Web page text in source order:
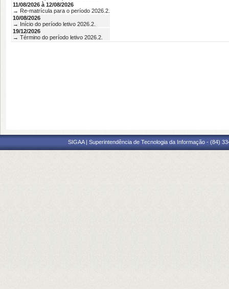
11/08/2026 à 12/08/2026
→ Re-matrícula para o período 2026.2.
10/08/2026
→ Início do período letivo 2026.2.
19/12/2026
→ Término do período letivo 2026.2.
SIGAA | Superintendência de Tecnologia da Informação - (84)